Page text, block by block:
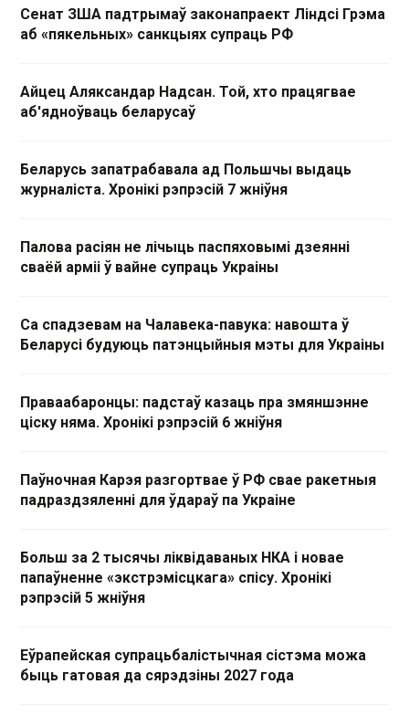
Сенат ЗША падтрымаў законапраект Ліндсі Грэма
аб «пякельных» санкцыях супраць РФ
Айцец Аляксандар Надсан. Той, хто працягвае
аб'ядноўваць беларусаў
Беларусь запатрабавала ад Польшчы выдаць
журналіста. Хронікі рэпрэсій 7 жніўня
Палова расіян не лічыць паспяховымі дзеянні
сваёй арміі ў вайне супраць Украіны
Са спадзевам на Чалавека-павука: навошта ў
Беларусі будуюць патэнцыйныя мэты для Украіны
Праваабаронцы: падстаў казаць пра змяншэнне
ціску няма. Хронікі рэпрэсій 6 жніўня
Паўночная Карэя разгортвае ў РФ свае ракетныя
падраздзяленні для ўдараў па Украіне
Больш за 2 тысячы ліквідаваных НКА і новае
папаўненне «экстрэмісцкага» спісу. Хронікі
рэпрэсій 5 жніўня
Еўрапейская супрацьбалістычная сістэма можа
быць гатовая да сярэдзіны 2027 года